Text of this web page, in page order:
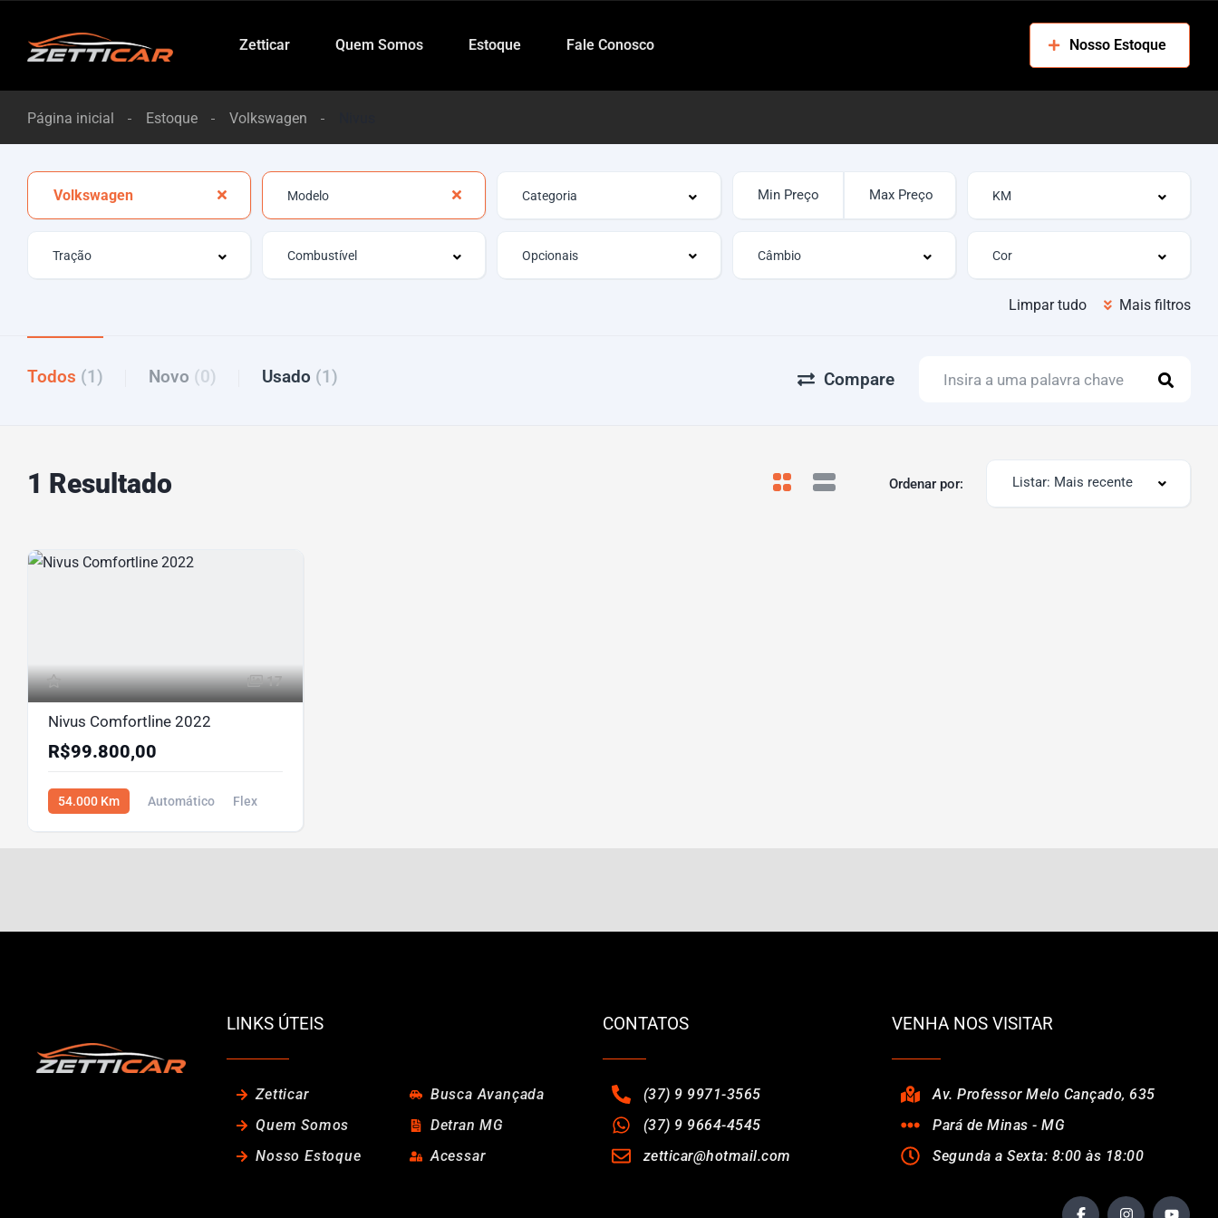
Zetticar Quem Somos Estoque Fale Conosco Nosso Estoque
Página inicial Estoque Volkswagen
Volkswagen
Opcionais
Limpar tudo Mais filtros
Todos (1) Novo (0) Usado (1) Compare
1 Resultado Ordenar por: Listar: Mais recente
17
Nivus Comfortline 2022
R$99.800,00
54.000 Km Automático
Flex
LINKS ÚTEIS
Zetticar
Quem Somos
Nosso Estoque
Busca Avançada
Detran MG
Acessar
CONTATOS
(37) 9 9971-3565
(37) 9 9664-4545
zetticar@hotmail.com
VENHA NOS VISITAR
Av. Professor Melo Cançado, 635
Pará de Minas - MG
Segunda a Sexta: 8:00 às 18:00